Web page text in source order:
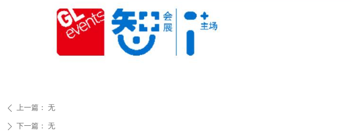
ꄴ 上一篇： 无
ꄲ 下一篇： 无